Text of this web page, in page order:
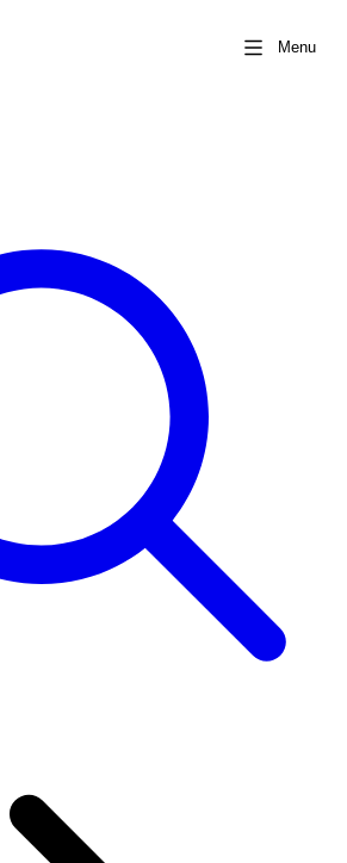
Menu